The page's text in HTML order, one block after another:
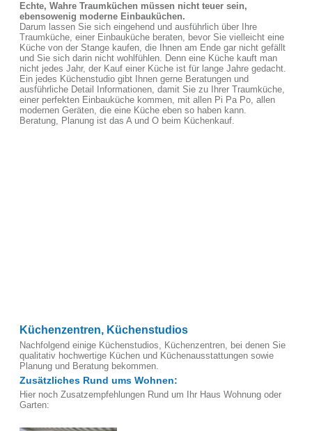
Echte, Wahre Traumküchen müssen nicht teuer sein,
ebensowenig moderne Einbauküchen.
Darum lassen Sie sich eingehend und ausführlich über Ihre
Traumküche, einer Einbauküche beraten, bevor Sie vielleicht eine
Küche von der Stange kaufen, die Ihnen am Ende gar nicht gefällt
und Sie sich darin nicht wohlfühlen. Denn eine Küche kauft man
nicht jedes Jahr, der Kauf einer Küche ist für lange Jahre gedacht.
Ein jedes Küchenstudio gibt Ihnen gerne Beratungen und
ausführliche Detail Informationen, damit Sie zu Ihrer Traumküche,
einer perfekten Einbauküche kommen, mit allen Pi Pa Po, allen
modernen Geräten, die eine Küche eben so haben kann.
Beratung, Planung ist das A und O beim Küchenkauf.
Küchenzentren, Küchenstudios
Nachfolgend einige Küchenstudios, Küchenzentren, bei denen Sie
qualitativ hochwertige Küchen und Küchenausstattungen sowie
Planung und Beratung bekommen.
Zusätzliches Rund ums Wohnen:
Hier noch Zusatzempfehlungen Rund um Ihr Haus Wohnung oder
Garten: